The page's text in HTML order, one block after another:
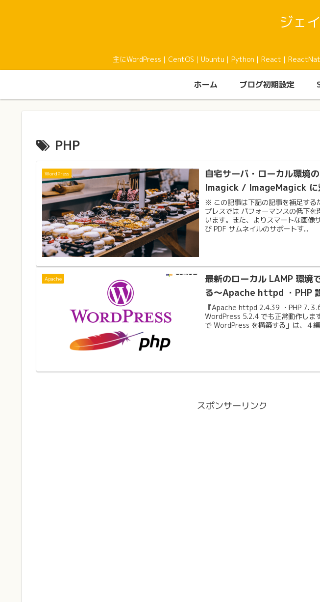
ジェ
主にWordPress｜CentOS｜Ubuntu｜Python｜React｜
ホーム ブログ初期設定
PHP
WordPress
自宅サーバ・ローカル環境
Imagick / ImageMagick に
※ この記事は下記の記事を補足する
プレスでは パフォーマンスの低下
います。また、よりスマートな画像
び PDF サムネイルのサポートす...
Apache
最新のローカル LAMP 環境
る〜Apache httpd ・PHP
『Apache httpd 2.4.39 ・PHP 7.
WordPress 5.2.4 でも正常動作しま
で WordPress を構築する」は、４
スポンサーリンク